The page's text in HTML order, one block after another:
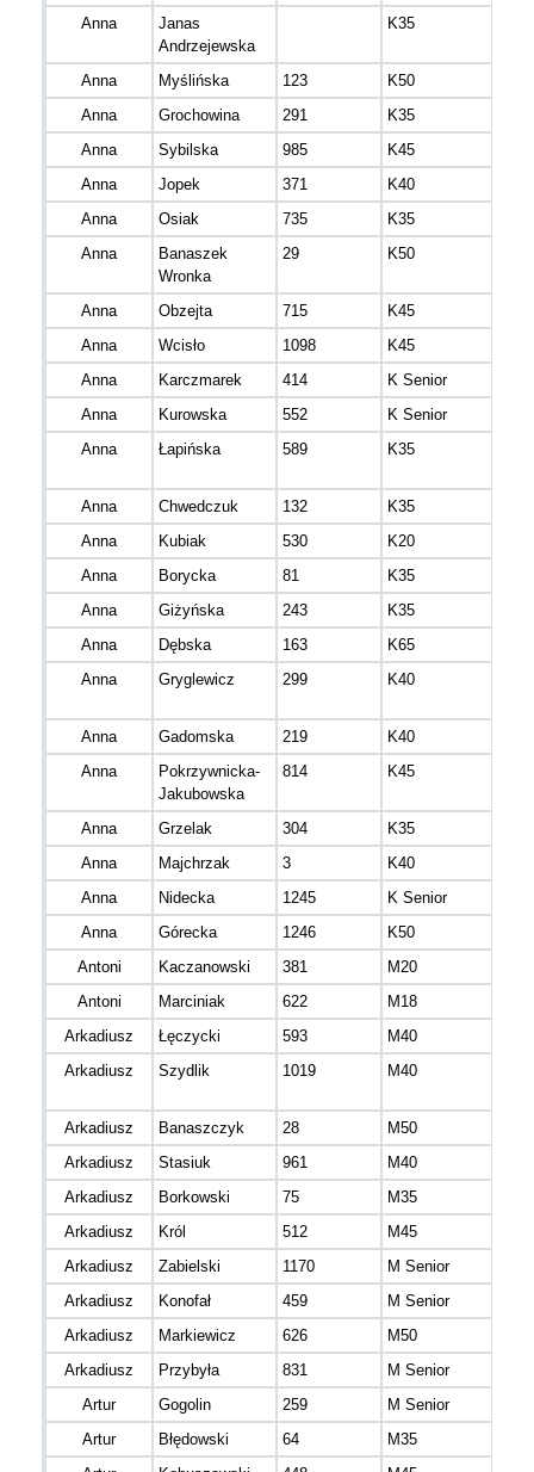
Anna
Janas
Andrzejewska
K35
Anna Myślińska 123 K50
Anna
Grochowina 291 K35
Anna
Sybilska 985 K45
Anna
Jopek 371 K40
Anna
Osiak 735 K35
Anna
Banaszek
Wronka
29 K50
Anna Obzejta 715 K45
Anna
Wcisło 1098 K45
Anna
Karczmarek 414 K Senior
Anna
Kurowska 552 K Senior
Anna
Łapińska 589 K35
Anna Chwedczuk 132 K35
Anna
Kubiak 530 K20
Anna
Borycka 81 K35
Anna
Giżyńska 243 K35
Anna
Dębska 163 K65
Anna
Gryglewicz 299 K40
Anna Gadomska 219 K40
Anna
Pokrzywnicka-
Jakubowska
814 K45
Anna Grzelak 304 K35
Anna
Majchrzak 3 K40
Anna
Nidecka 1245 K Senior
Anna
Górecka 1246 K50
Antoni
Kaczanowski 381 M20
Antoni
Marciniak 622
M18
Arkadiusz
Łęczycki 593 M40
Arkadiusz
Szydlik 1019 M40
Arkadiusz Banaszczyk 28 M50
Arkadiusz
Stasiuk 961 M40
Arkadiusz
Borkowski 75 M35
Arkadiusz
Król 512 M45
Arkadiusz
Zabielski 1170 M Senior
Arkadiusz
Konofał 459 M Senior
Arkadiusz
Markiewicz 626 M50
Arkadiusz
Przybyła 831 M Senior
Artur
Gogolin 259
M Senior
Artur
Błędowski 64
M35